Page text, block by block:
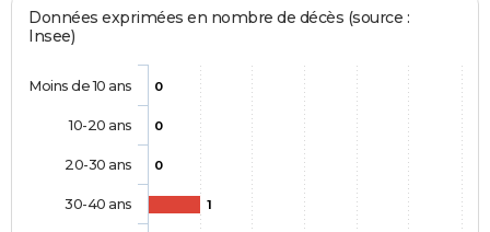
Données exprimées en nombre de décès (source :
Insee)
0
0
0
1
Moins de 10 ans
10-20 ans
20-30 ans
30-40 ans